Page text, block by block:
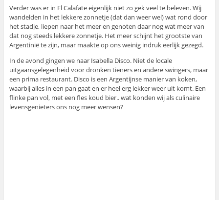
Verder was er in El Calafate eigenlijk niet zo gek veel te beleven. Wij
wandelden in het lekkere zonnetje (dat dan weer wel) wat rond door
het stadje, liepen naar het meer en genoten daar nog wat meer van
dat nog steeds lekkere zonnetje. Het meer schijnt het grootste van
Argentinië te zijn, maar maakte op ons weinig indruk eerlijk gezegd.
In de avond gingen we naar Isabella Disco. Niet de locale
uitgaansgelegenheid voor dronken tieners en andere swingers, maar
een prima restaurant. Disco is een Argentijnse manier van koken,
waarbij alles in een pan gaat en er heel erg lekker weer uit komt. Een
flinke pan vol, met een fles koud bier.. wat konden wij als culinaire
levensgenieters ons nog meer wensen?